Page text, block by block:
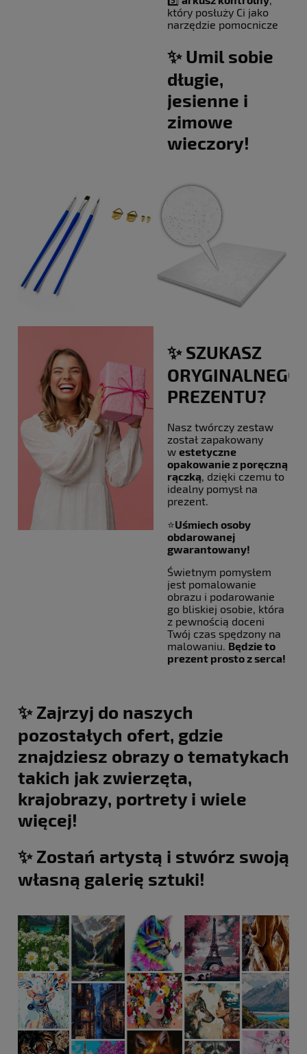
który posłuży Ci jako
narzędzie pomocnicze
✨ Umil sobie
długie,
jesienne i
zimowe
wieczory!
✨ SZUKASZ
ORYGINALNEGO
PREZENTU?
Nasz twórczy zestaw
został zapakowany
w estetyczne
opakowanie z poręczną
rączką, dzięki czemu to
idealny pomysł na
prezent.
⭐Uśmiech osoby
obdarowanej
gwarantowany!
Świetnym pomysłem
jest pomalowanie
obrazu i podarowanie
go bliskiej osobie, która
z pewnością doceni
Twój czas spędzony na
malowaniu. Będzie to
prezent prosto z serca!
✨ Zajrzyj do naszych
pozostałych ofert, gdzie
znajdziesz obrazy o tematykach
takich jak zwierzęta,
krajobrazy, portrety i wiele
więcej!
✨ Zostań artystą i stwórz swoją
własną galerię sztuki!